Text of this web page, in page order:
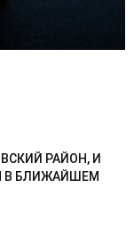
РАЙОН, И
В БЛИЖАЙШЕМ